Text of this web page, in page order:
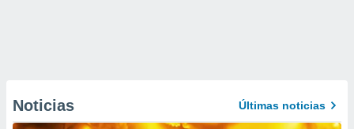
Noticias Últimas noticias